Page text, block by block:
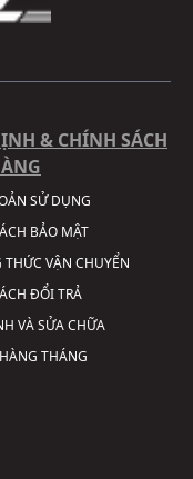
& CHÍNH SÁCH
SỬ DỤNG
BẢO MẬT
THỨC VẬN CHUYỂN
ĐỔI TRẢ
VÀ SỬA CHỮA
THÁNG